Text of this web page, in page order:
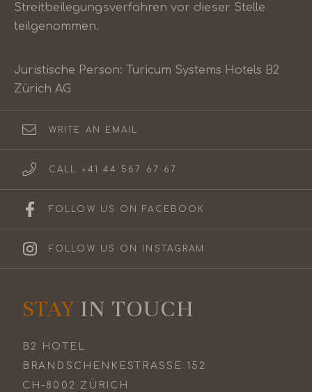
Streitbeilegungsverfahren vor dieser Stelle
teilgenommen.
Juristische Person: Turicum Systems Hotels B2
Zürich AG
WRITE AN EMAIL
CALL +41 44 567 67 67
FOLLOW US ON FACEBOOK
FOLLOW US ON INSTAGRAM
STAY IN TOUCH
B2 HOTEL
BRANDSCHENKESTRASSE 152
CH-8002 ZÜRICH